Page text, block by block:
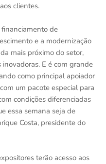
clientes.
de
e a modernização
mais próximo do setor,
E é com grande
como principal apoiador
um pacote especial para
condições diferenciadas
essa semana seja de
Costa, presidente do
terão acesso aos